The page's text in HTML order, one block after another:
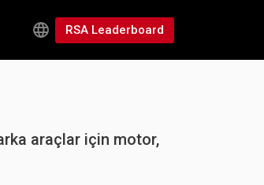
RSA Leaderboard
araçlar için motor,